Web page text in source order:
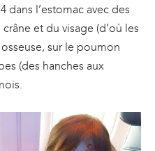
dans l’estomac avec des
et du visage (d’où les
sur le poumon
(des hanches aux